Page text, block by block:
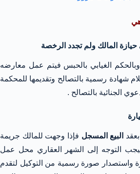
حيازة المالك ولم تجدد الرخصة
الغيابي بالحبس فيتم عمل معارضه
شهادة رسمية بالتصالح وتقديمها للمحكمة
الجنائية بالتصالح .
البيع المسجل فإذا وجهت للمالك جريمة
فيجب التوجه إلى الشهر العقاري محل عمل
واستصدار صورة رسمية من التوكيل لتقدم